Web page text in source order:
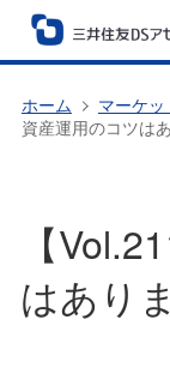
ホーム マーケッ
資産運用のコツは
【
はあり